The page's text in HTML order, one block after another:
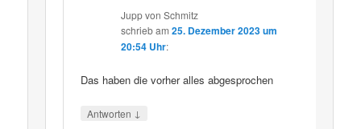
Jupp von Schmitz
schriebam25. Dezember 2023 um
20:54 Uhr:
Das haben die vorher alles abgesprochen
Antworten ↓